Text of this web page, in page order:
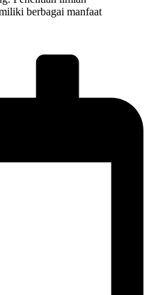
berbagai manfaat